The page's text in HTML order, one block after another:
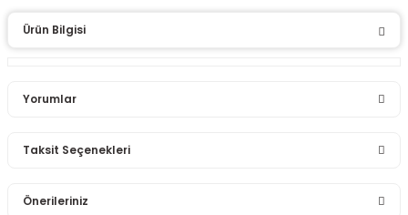
Ürün Bilgisi
Yorumlar
Taksit Seçenekleri
Önerileriniz